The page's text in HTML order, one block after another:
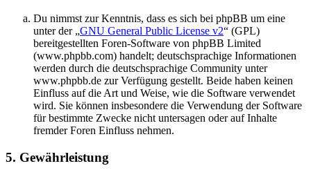
Du nimmst zur Kenntnis, dass es sich bei phpBB um eine
unter der „GNU General Public License v2“ (GPL)
bereitgestellten Foren-Software von phpBB Limited
(www.phpbb.com) handelt; deutschsprachige Informationen
werden durch die deutschsprachige Community unter
www.phpbb.de zur Verfügung gestellt. Beide haben keinen
Einfluss auf die Art und Weise, wie die Software verwendet
wird. Sie können insbesondere die Verwendung der Software
für bestimmte Zwecke nicht untersagen oder auf Inhalte
fremder Foren Einfluss nehmen.
5. Gewährleistung